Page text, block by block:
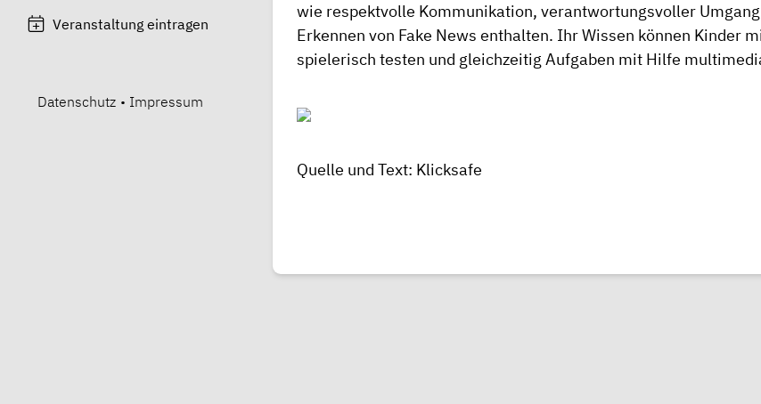
Veranstaltung eintragen
Datenschutz • Impressum
wie respektvolle Kommunikation, verantwortungsvoller
Erkennen von Fake News enthalten. Ihr Wissen können Kinder
spielerisch testen und gleichzeitig Aufgaben mit Hilfe
Quelle und Text: Klicksafe